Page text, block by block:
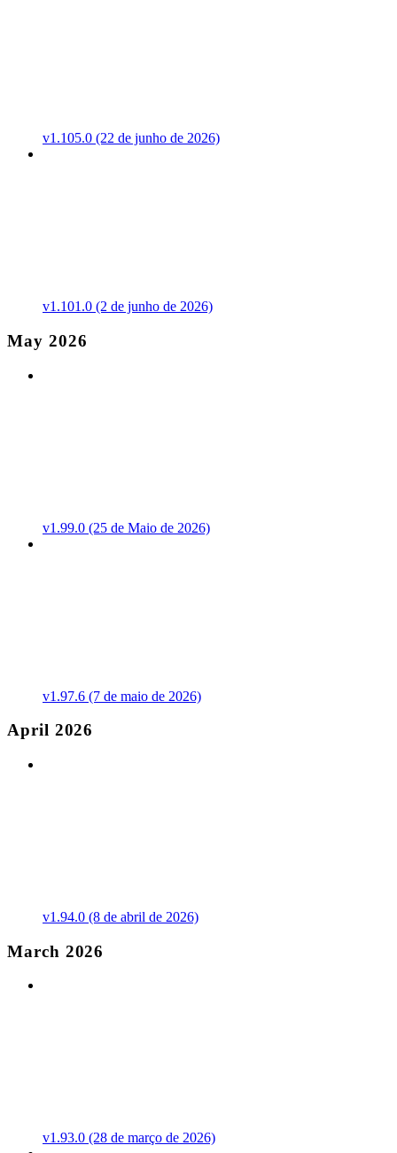
v1.105.0 (22 de junho de 2026)
v1.101.0 (2 de junho de 2026)
May 2026
v1.99.0 (25 de Maio de 2026)
v1.97.6 (7 de maio de 2026)
April 2026
v1.94.0 (8 de abril de 2026)
March 2026
v1.93.0 (28 de março de 2026)